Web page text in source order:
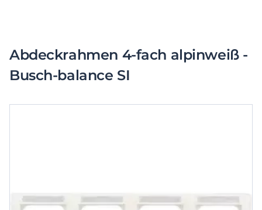
Abdeckrahmen 4-fach alpinweiß -
Busch-balance SI